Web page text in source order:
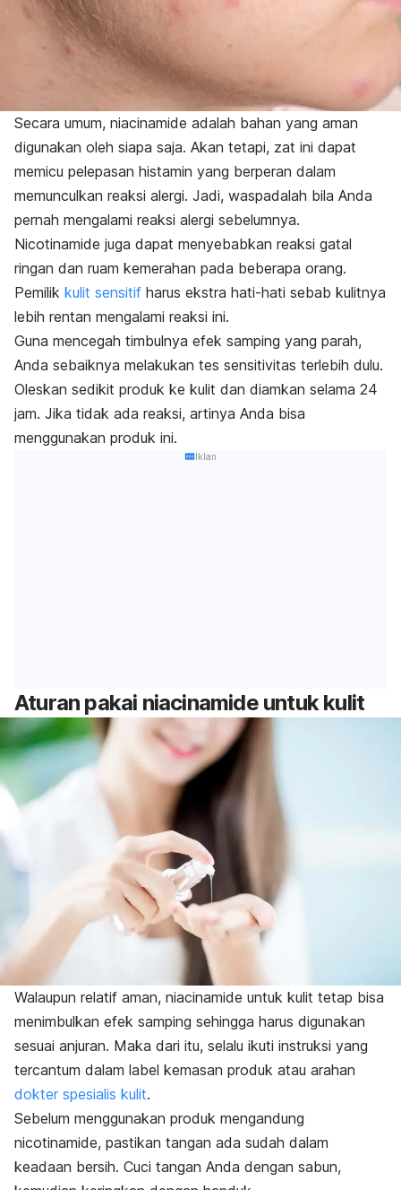
Secara umum, niacinamide adalah bahan yang aman
digunakan oleh siapa saja. Akan tetapi, zat ini dapat
memicu pelepasan histamin yang berperan dalam
memunculkan reaksi alergi. Jadi, waspadalah bila Anda
pernah mengalami reaksi alergi sebelumnya.
Nicotinamide juga dapat menyebabkan reaksi gatal
ringan dan ruam kemerahan pada beberapa orang.
Pemilik kulit sensitif harus ekstra hati-hati sebab kulitnya
lebih rentan mengalami reaksi ini.
Guna mencegah timbulnya efek samping yang parah,
Anda sebaiknya melakukan tes sensitivitas terlebih dulu.
Oleskan sedikit produk ke kulit dan diamkan selama 24
jam. Jika tidak ada reaksi, artinya Anda bisa
menggunakan produk ini.
Iklan
Aturan pakai niacinamide untuk kulit
Walaupun relatif aman, niacinamide untuk kulit tetap bisa
menimbulkan efek samping sehingga harus digunakan
sesuai anjuran. Maka dari itu, selalu ikuti instruksi yang
tercantum dalam label kemasan produk atau arahan
dokter spesialis kulit.
Sebelum menggunakan produk mengandung
nicotinamide, pastikan tangan ada sudah dalam
keadaan bersih. Cuci tangan Anda dengan sabun,